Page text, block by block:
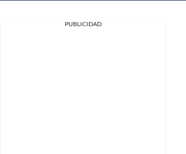
PUBLICIDAD